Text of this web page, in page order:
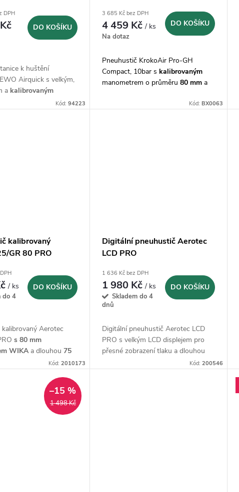
DPH
DO KOŠÍKU
k huštění
Airquick s velkým,
a kalibrovaným
o průměru 160 mm,
přes plnící ventil
Kód:94223
3 685 Kč bez DPH
4 459 Kč/ ks
Na dotaz
DO KOŠÍKU
Pneuhustič KrokoAir Pro-GH
Compact, 10bar skalibrovaným
manometrem o průměru80 mm a
Kód: BX0063
kalibrovaný
GR 80 PRO
/ ks
do 4
DO KOŠÍKU
Aerotec
s 80 mm
WIKAa dlouhou 75
připojovací hadicí.
Kód:2010173
Digitální pneuhustič Aerotec
LCD PRO
1 636 Kč bez DPH
1 980 Kč/ ks
Skladem do 4
dnů
DO KOŠÍKU
Digitální pneuhustič Aerotec LCD
PRO s velkým LCD displejem pro
přesné zobrazení tlaku a dlouhou
Kód: 200546
1 498 Kč
–15 %